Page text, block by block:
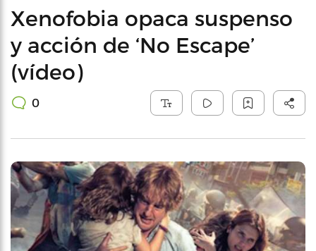
Xenofobia opaca suspenso
y acción de ‘No Escape’
(vídeo)
0